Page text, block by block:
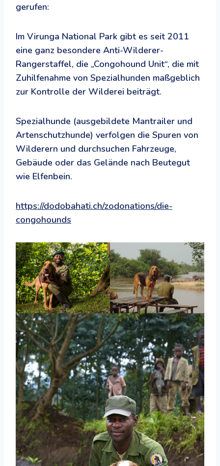
gerufen:
Im Virunga National Park gibt es seit 2011
eine ganz besondere Anti-Wilderer-
Rangerstaffel, die „Congohound Unit“, die mit
Zuhilfenahme von Spezialhunden maßgeblich
zur Kontrolle der Wilderei beiträgt.
Spezialhunde (ausgebildete Mantrailer und
Artenschutzhunde) verfolgen die Spuren von
Wilderern und durchsuchen Fahrzeuge,
Gebäude oder das Gelände nach Beutegut
wie Elfenbein.
https://dodobahati.ch/zodonations/die-
congohounds